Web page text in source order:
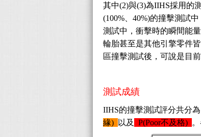
其中(2)與(3)為IIHS採用的
(100%、40%)的撞擊測試
測試中，衝擊時的瞬間能
輪胎甚至是其他引擎零件
區撞擊測試後，可說是目
測試成績
IIHS的撞擊測試評分共分為
緣)
以及 P(Poor不及格)